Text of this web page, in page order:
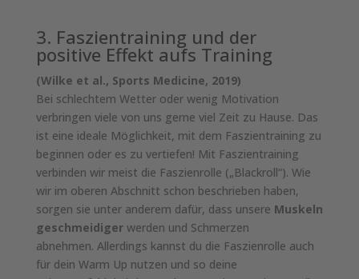
3. Faszientraining und der
positive Effekt aufs Training
(Wilke et al., Sports Medicine, 2019)
Bei schlechtem Wetter oder wenig Motivation
verbringen viele von uns gerne viel Zeit zu Hause. Das
ist eine ideale Möglichkeit, mit dem Faszientraining zu
beginnen oder es zu vertiefen! Mit Faszientraining
verbinden wir meist die Faszienrolle („Blackroll“). Wie
wir im oberen Abschnitt schon beschrieben haben,
sorgen sie unter anderem dafür, dass unsere Muskeln
geschmeidigerwerden und Schmerzen
abnehmen. Allerdings kannst du die Faszienrolle auch
für dein Warm Up nutzen und so deine